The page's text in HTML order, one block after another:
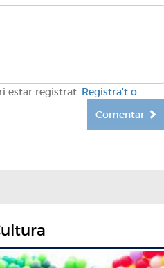
estar registrat. Registra't o
Comentar